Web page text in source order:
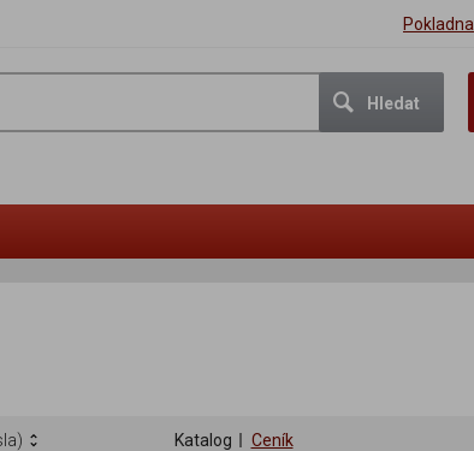
Pokladna
Hledat
Katalog Ceník